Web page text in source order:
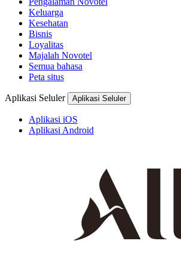
Keluarga
Kesehatan
Bisnis
Loyalitas
Majalah Novotel
Semua bahasa
Peta situs
Aplikasi Seluler Aplikasi Seluler
Aplikasi iOS
Aplikasi Android